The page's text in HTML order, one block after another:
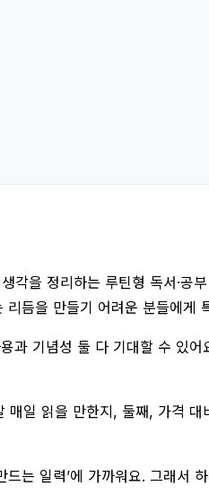
을 정리하는 루틴형 독서·공
리듬을 만들기 어려운 분들에게
과 기념성 둘 다 기대할 수 있
일 읽을 만한지, 둘째, 가격
는 일력’에 가까워요. 그래